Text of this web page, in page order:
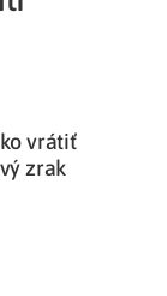
vrátiť
zrak